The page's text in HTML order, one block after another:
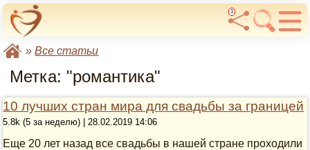
1
»Все статьи
Метка: "романтика"
10 лучших стран мира для свадьбы за границей
5.8k (5 за неделю) | 28.02.2019 14:06
Еще 20 лет назад все свадьбы в нашей стране проходили